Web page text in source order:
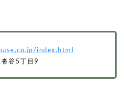
index.html
谷5丁目9